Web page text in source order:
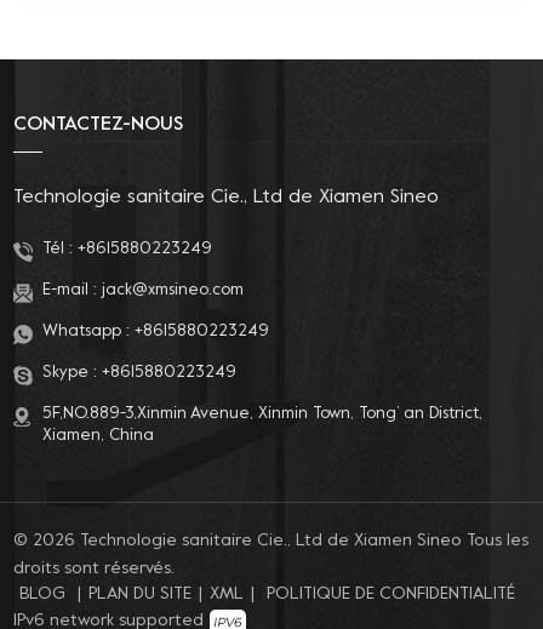
CONTACTEZ-NOUS
Technologie sanitaire Cie., Ltd de Xiamen Sineo
Tél : +8615880223249
E-mail : jack@xmsineo.com
Whatsapp : +8615880223249
Skype : +8615880223249
5F,NO.889-3,Xinmin Avenue, Xinmin Town, Tong’ an District,
Xiamen, China
© 2026 Technologie sanitaire Cie., Ltd de Xiamen Sineo Tous les
droits sont réservés.
BLOG
PLAN DU SITE XML
POLITIQUE DE CONFIDENTIALITÉ
IPv6 network supported